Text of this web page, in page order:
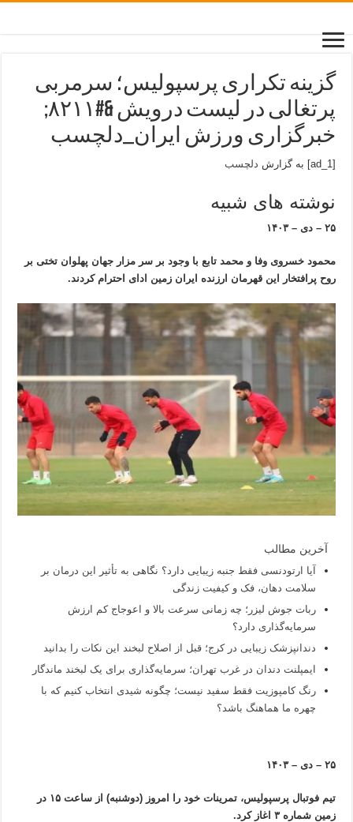
گزینه تکراری پرسپولیس؛ سرمربی
پرتغالی در لیست درویش &#۸۲۱۱;
خبرگزاری ورزش ایران_دلچسب
[ad_1] به گزارش دلچسب
نوشته های شبیه
۲۵ – دی – ۱۴۰۳
محمود خسروی وفا و محمد تابع با وجود بر سر مزار جهان پهلوان تختی بر
روح پرافتخار این قهرمان ارزنده ایران زمین ادای احترام کردند.
آخرین مطالب
آیا ارتودنسی فقط جنبه زیبایی دارد؟ نگاهی به تأثیر این درمان بر
سلامت دهان، فک و کیفیت زندگی
ربات جوش لیزر؛ چه زمانی سرعت بالا و اعوجاج کم ارزش
سرمایه‌گذاری دارد؟
دندانپزشک زیبایی در کرج؛ قبل از اصلاح لبخند این نکات را بدانید
ایمپلنت دندان در غرب تهران؛ سرمایه‌گذاری برای یک لبخند ماندگار
رنگ کامپوزیت فقط سفید نیست؛ چگونه شیدی انتخاب کنیم که با
چهره ما هماهنگ باشد؟
۲۵ – دی – ۱۴۰۳
تیم فوتبال پرسپولیس، تمرینات خود را امروز (دوشنبه) از ساعت ۱۵ در
زمین شماره ۳ اغاز کرد.